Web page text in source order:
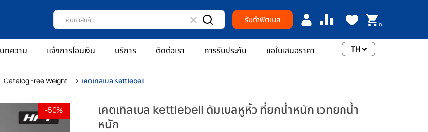
รับทำฟิตเนส 0
บทความ แจ้งการโอนเงิน บริการ ติดต่อเรา การรับประกัน ขอใบเสนอราคา TH
Catalog Free Weight เคตเทิลเบล Kettlebell
-50%
เคตเทิลเบล kettlebell ดัมเบลหูหิ้ว ที่ยกน้ำหนัก เวทยกน้ำ
หนัก